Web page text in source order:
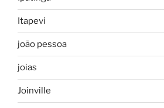
Itapevi
joão pessoa
joias
Joinville